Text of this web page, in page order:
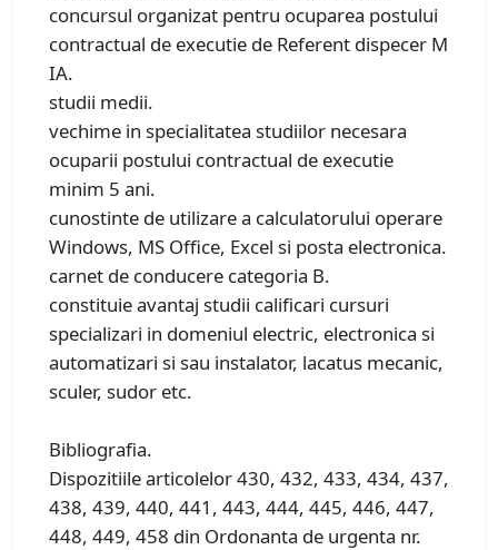
concursul organizat pentru ocuparea postului
contractual de executie de Referent dispecer M
IA.
studii medii.
vechime in specialitatea studiilor necesara
ocuparii postului contractual de executie
minim 5 ani.
cunostinte de utilizare a calculatorului operare
Windows, MS Office, Excel si posta electronica.
carnet de conducere categoria B.
constituie avantaj studii calificari cursuri
specializari in domeniul electric, electronica si
automatizari si sau instalator, lacatus mecanic,
sculer, sudor etc.
Bibliografia.
Dispozitiile articolelor 430, 432, 433, 434, 437,
438, 439, 440, 441, 443, 444, 445, 446, 447,
448, 449, 458 din Ordonanta de urgenta nr.